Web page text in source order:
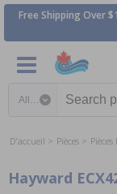
Free Shipping Over
D'accueil Pièces
Hayward